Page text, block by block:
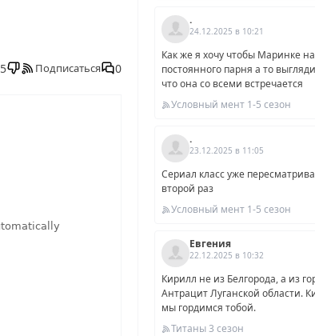
списки от
Подписаться 0
.
24.12.2025 в 10:21
Как же я хочу чтобы Маринке
постоянного парня а то
что она со всеми встречается
Условный мент 1-5 сезон
.
23.12.2025 в 11:05
Сериал класс уже
второй раз
Условный мент 1-5 сезон
Евгения
22.12.2025 в 10:32
Кирилл не из Белгорода, а из
Антрацит Луганской области.
мы гордимся тобой.
Титаны 3 сезон